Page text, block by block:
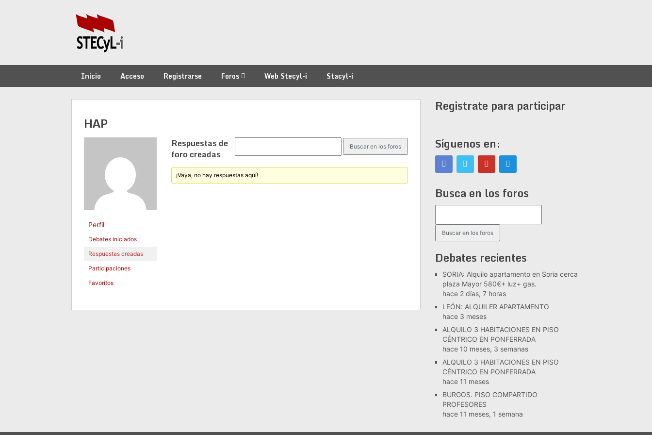
Inicio Acceso Registrarse Foros Web Stecyl-i Stacyl-i
HAP
Perfil
Debates iniciados
Respuestas creadas
Participaciones
Favoritos
Respuestas de
foro creadas
¡Vaya, no hay respuestas aquí!
Registrate para participar
Síguenos en:
Busca en los foros
Debates recientes
SORIA: Alquilo apartamento en Soria cerca
plaza Mayor 580€+ luz+ gas.
hace 2 días, 7 horas
LEÓN: ALQUILER APARTAMENTO
hace 3 meses
ALQUILO 3 HABITACIONES EN PISO
CÉNTRICO EN PONFERRADA
hace 10 meses, 3 semanas
ALQUILO 3 HABITACIONES EN PISO
CÉNTRICO EN PONFERRADA
hace 11 meses
BURGOS. PISO COMPARTIDO
PROFESORES
hace 11 meses, 1 semana